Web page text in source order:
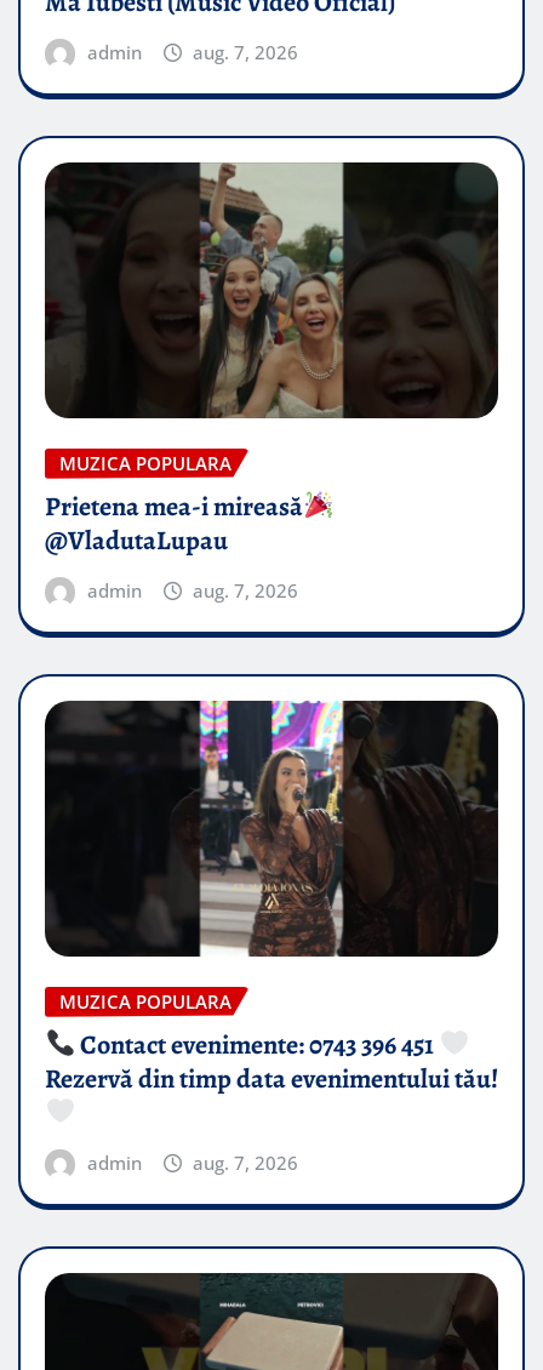
admin aug. 7, 2026
MUZICA POPULARA
Prietena mea-i mireasă​
@VladutaLupau
admin aug. 7, 2026
MUZICA POPULARA
Contact evenimente: 0743 396 451
Rezervă din timp data evenimentului tău!
admin aug. 7, 2026